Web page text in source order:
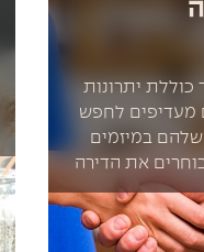
כוללת יתרונות
מעדיפים לחפש
במיזמים
את הדירה